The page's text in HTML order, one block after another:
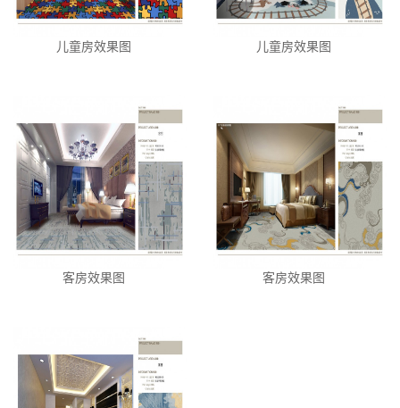
儿童房效果图 儿童房效果图
客房效果图 客房效果图